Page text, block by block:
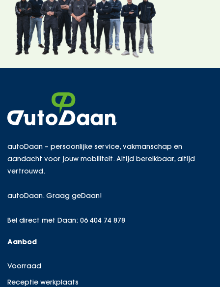
autoDaan – persoonlijke service, vakmanschap en
aandacht voor jouw mobiliteit. Altijd bereikbaar, altijd
vertrouwd.
autoDaan. Graag geDaan!
Bel direct met Daan: 06 404 74 878
Aanbod
Voorraad
Receptie werkplaats